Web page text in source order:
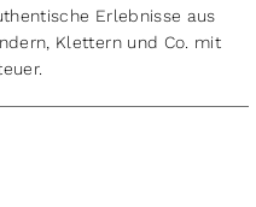
Erlebnisse aus
Klettern und Co. mit